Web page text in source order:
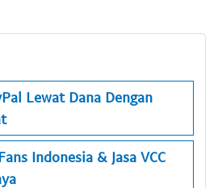
Lewat Dana Dengan
Indonesia & Jasa VCC